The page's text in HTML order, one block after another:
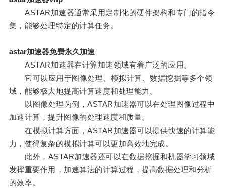
ASTAR加速器通常采用定制化的硬件架构和专门的指令
集，能够处理特定的计算任务。
astar加速器免费永久加速
ASTAR加速器在计算加速领域有着广泛的应用。
它可以应用于图像处理、模拟计算、数据挖掘等多个领
域，能够极大地提高计算速度和处理能力。
以图像处理为例，ASTAR加速器可以在处理图像过程中
加速计算，提升图像的处理速度和质量。
在模拟计算方面，ASTAR加速器可以提供快速的计算能
力，使得复杂的模拟计算可以更加高效地完成。
此外，ASTAR加速器还可以在数据挖掘和机器学习领域
发挥重要作用，加速算法的计算过程，提高数据处理和分析
的效率。